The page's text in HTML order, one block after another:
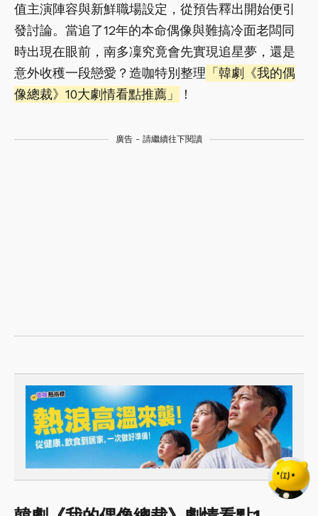
值主演陣容與新鮮職場設定，從預告釋出開始便引
發討論。當追了12年的本命偶像與難搞冷面老闆同
時出現在眼前，南多凜究竟會先實現追星夢，還是
意外收穫一段戀愛？造咖特別整理 「韓劇《我的偶
像總裁》10大劇情看點推薦」
！
廣告 - 請繼續往下閱讀